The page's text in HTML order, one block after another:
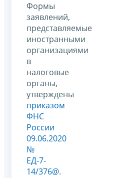
Формы
заявлений,
представляемые
иностранными
организациями
в
налоговые
органы,
утверждены
приказом
ФНС
России
09.06.2020
№
ЕД-7-
14/376@.